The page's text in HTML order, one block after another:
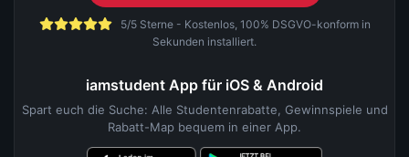
5/5 Sterne - Kostenlos, 100% DSGVO-konform in
Sekunden installiert.
iamstudent App für iOS & Android
Spart euch die Suche: Alle Studentenrabatte, Gewinnspiele und
Rabatt-Map bequem in einer App.